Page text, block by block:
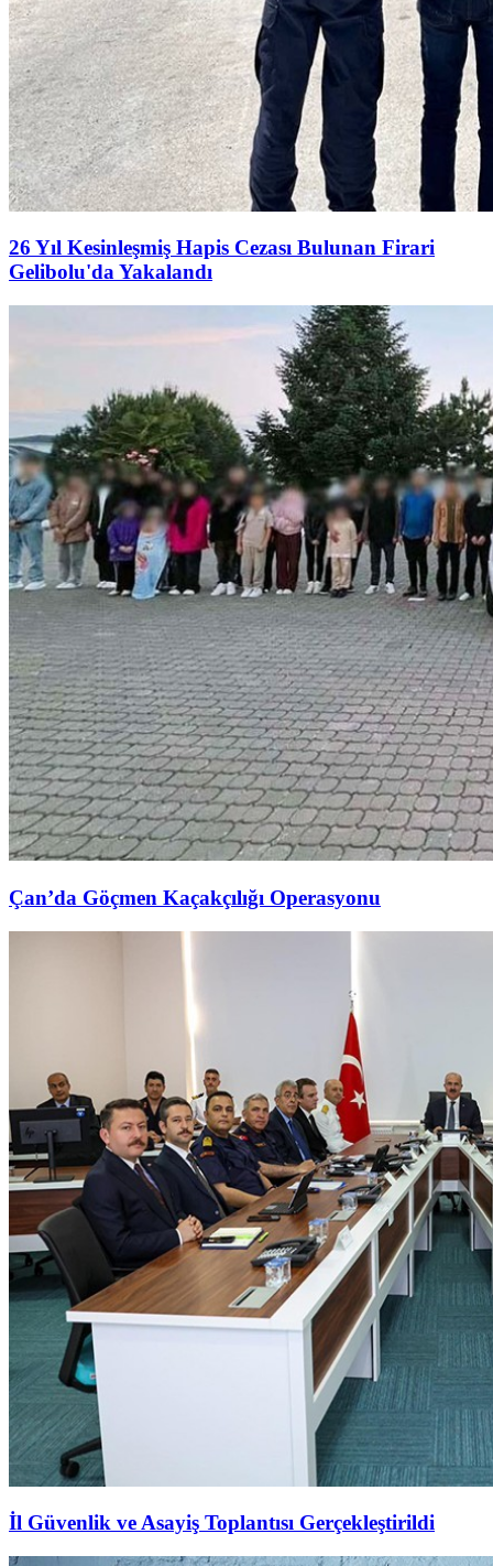
26 Yıl Kesinleşmiş Hapis Cezası Bulunan Firari
Gelibolu'da Yakalandı
Çan’da Göçmen Kaçakçılığı Operasyonu
İl Güvenlik ve Asayiş Toplantısı Gerçekleştirildi